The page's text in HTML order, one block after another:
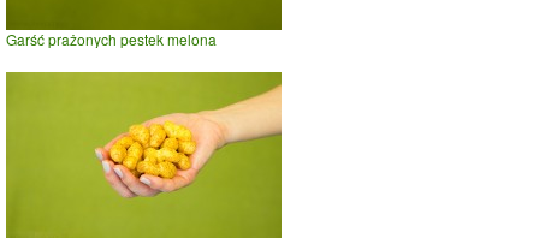
Garść prażonych pestek melona